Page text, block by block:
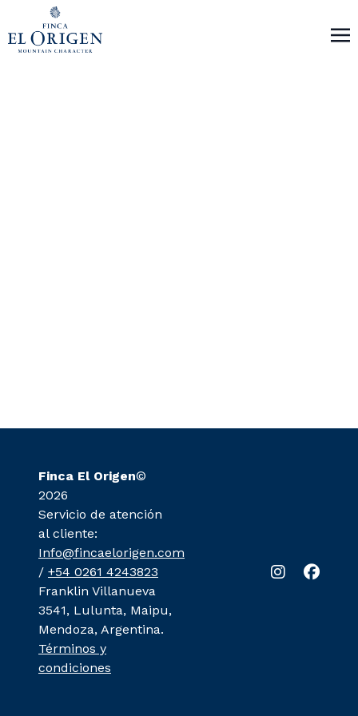
Finca El Origen©
2026
Servicio de atención
al cliente:
Info@fincaelorigen.com
/ +54 0261 4243823
Franklin Villanueva
3541, Lulunta, Maipu,
Mendoza, Argentina.
Términos y
condiciones